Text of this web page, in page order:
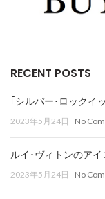
RECENT POSTS
｢シルバー･ロックイ
2023年5月24日 No
ルイ･ヴィトンのアイ
2023年5月24日 No